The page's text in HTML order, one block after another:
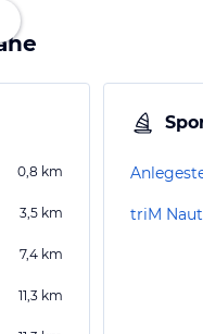
0,8 km
3,5 km
7,4 km
11,3 km
triM